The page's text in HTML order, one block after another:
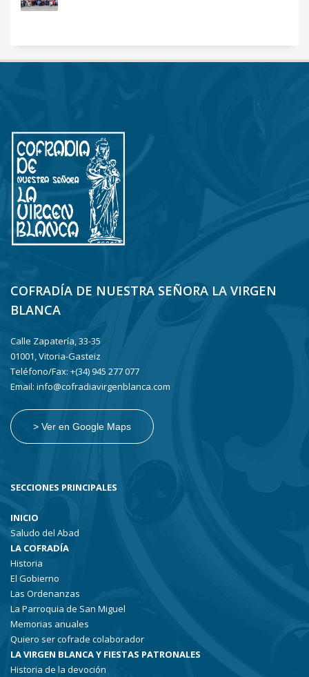
COFRADÍA DE NUESTRA SEÑORA LA VIRGEN
BLANCA
Calle Zapatería, 33-35
01001, Vitoria-Gasteiz
Teléfono/Fax: +(34) 945 277 077
Email: info@cofradiavirgenblanca.com
> Ver en Google Maps
SECCIONES PRINCIPALES
INICIO
Saludo del Abad
LA COFRADÍA
Historia
El Gobierno
Las Ordenanzas
La Parroquia de San Miguel
Memorias anuales
Quiero ser cofrade colaborador
LA VIRGEN BLANCA Y FIESTAS PATRONALES
Historia de la devoción